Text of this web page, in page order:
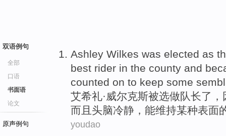
双语例句
全部
口语
书面语
论文
原声例句
Ashley Wilkes was elected as
best rider in the county and
counted on to keep some
艾希礼·威尔克斯被选做队长了，
而且 头脑冷静 ， 能维持某种表面
youdao